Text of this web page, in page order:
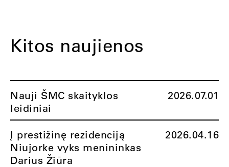
Kitos naujienos
Nauji ŠMC skaityklos
leidiniai
2026.07.01
Į prestižinę rezidenciją
Niujorke vyks menininkas
Darius Žiūra
2026.04.16